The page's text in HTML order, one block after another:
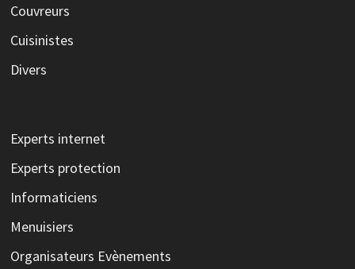
Couvreurs
Cuisinistes
Divers
Experts internet
Experts protection
Informaticiens
Menuisiers
Organisateurs Evènements